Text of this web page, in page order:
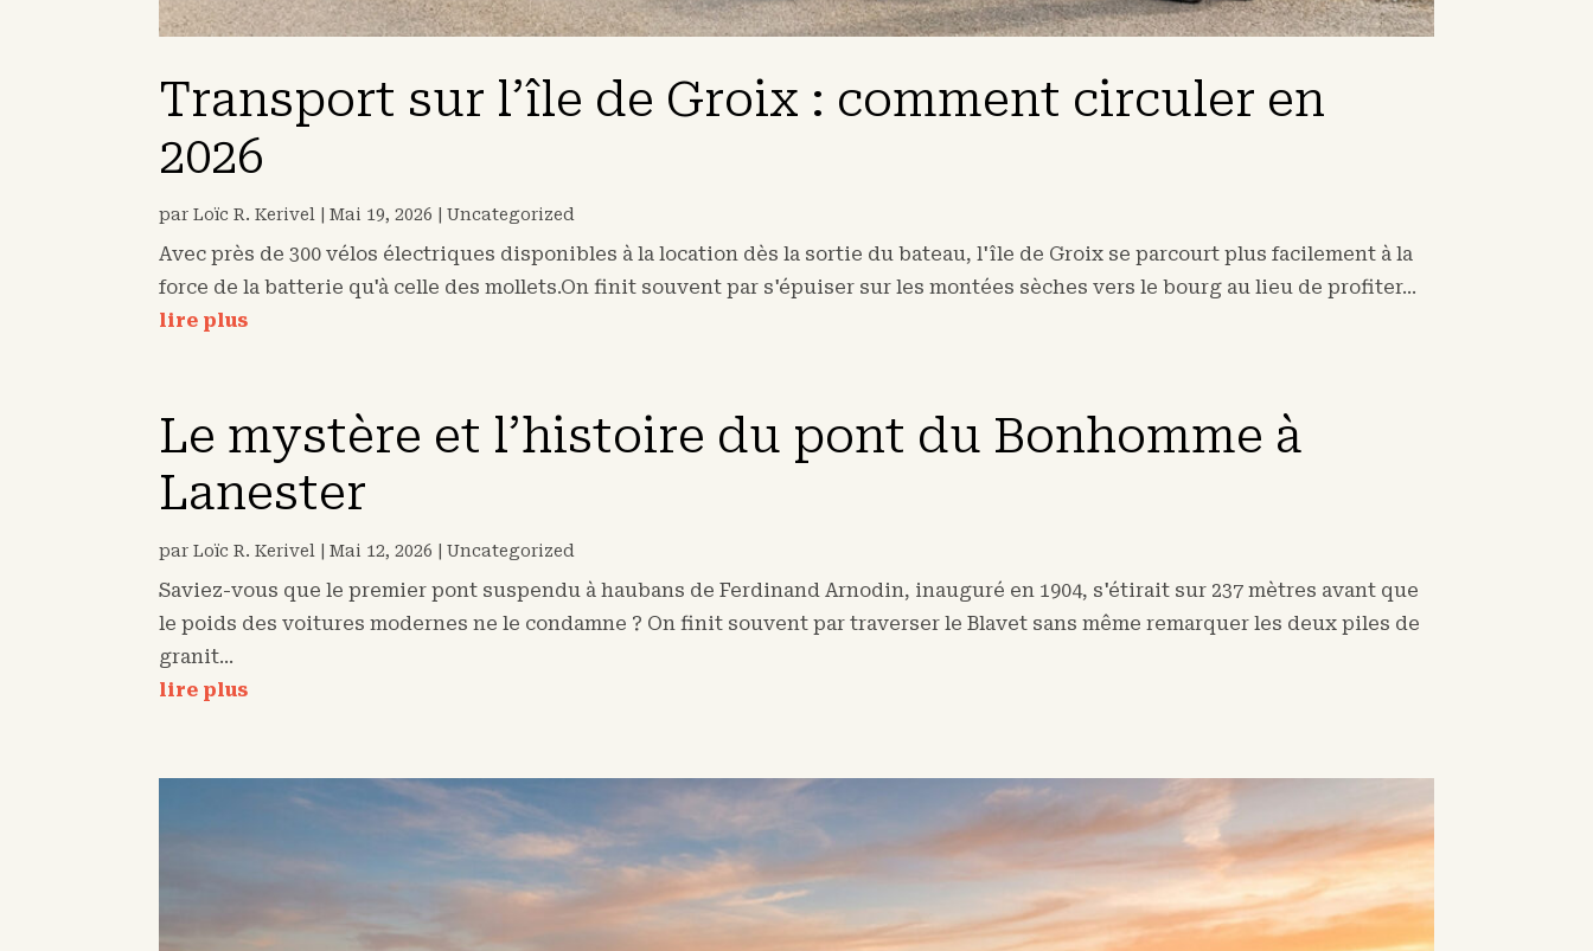
Transport sur l’île de Groix : comment circuler en
2026
parLoïc R. Kerivel |Mai 19, 2026 |Uncategorized
Avec près de 300 vélos électriques disponibles à la location dès la sortie du bateau, l'île de Groix se parcourt plus facilement à la
force de la batterie qu'à celle des mollets.On finit souvent par s'épuiser sur les montées sèches vers le bourg au lieu de profiter...
lire plus
Le mystère et l’histoire du pont du Bonhomme à
Lanester
parLoïc R. Kerivel |Mai 12, 2026 |Uncategorized
Saviez-vous que le premier pont suspendu à haubans de Ferdinand Arnodin, inauguré en 1904, s'étirait sur 237 mètres avant que
le poids des voitures modernes ne le condamne ? On finit souvent par traverser le Blavet sans même remarquer les deux piles de
granit...
lire plus